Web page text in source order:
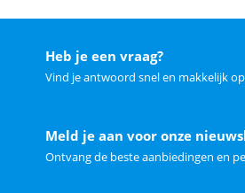
Heb je een vraag?
Vind je antwoord snel en makkelijk op
Meld je aan voor onze
Ontvang de beste aanbiedingen en